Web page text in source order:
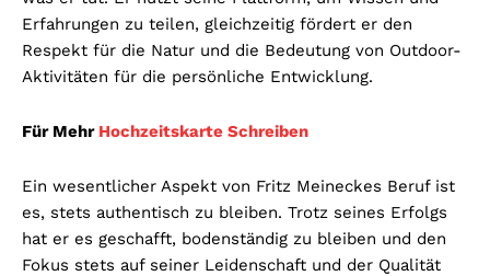
Erfahrungen zu teilen, gleichzeitig fördert er den
Respekt für die Natur und die Bedeutung von Outdoor-
Aktivitäten für die persönliche Entwicklung.
Für Mehr Hochzeitskarte Schreiben
Ein wesentlicher Aspekt von Fritz Meineckes Beruf ist
es, stets authentisch zu bleiben. Trotz seines Erfolgs
hat er es geschafft, bodenständig zu bleiben und den
Fokus stets auf seiner Leidenschaft und der Qualität